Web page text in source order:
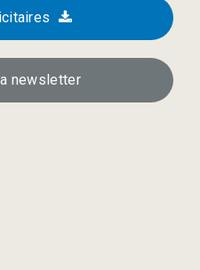
newsletter